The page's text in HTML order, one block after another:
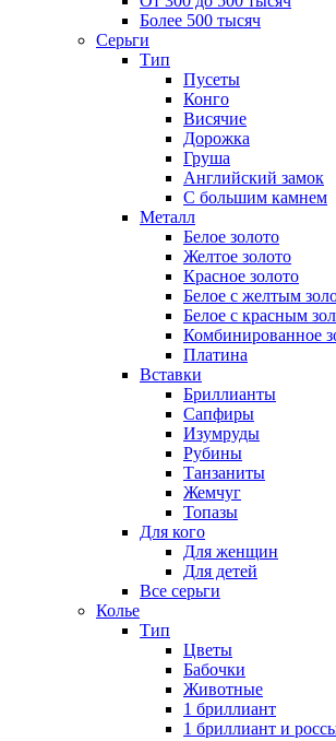
Более 500 тысяч
Серьги
Тип
Пусеты
Конго
Висячие
Дорожка
Груша
Английский замок
С большим камнем
Металл
Белое золото
Желтое золото
Красное золото
Белое с желтым
Белое с красным
Комбинированное
Платина
Вставки
Бриллианты
Сапфиры
Изумруды
Рубины
Танзаниты
Жемчуг
Топазы
Для кого
Для женщин
Для детей
Все серьги
Колье
Тип
Цветы
Бабочки
Животные
1 бриллиант
1 бриллиант и